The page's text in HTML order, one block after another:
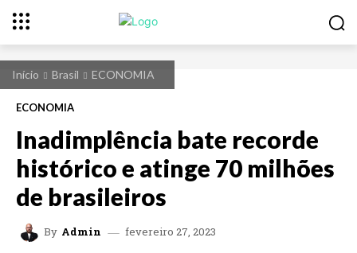
Início Brasil ECONOMIA
ECONOMIA
Inadimplência bate recorde
histórico e atinge 70 milhões
de brasileiros
By Admin fevereiro 27, 2023